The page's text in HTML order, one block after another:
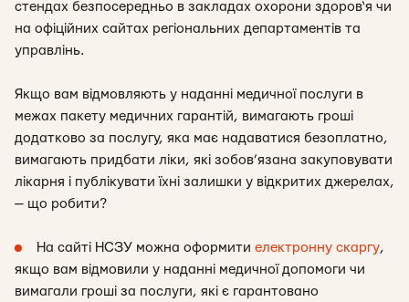
стендах безпосередньо в закладах охорони здоров‘я чи
на офіційних сайтах регіональних департаментів та
управлінь.
Якщо вам відмовляють у наданні медичної послуги в
межах пакету медичних гарантій, вимагають гроші
додатково за послугу, яка має надаватися безоплатно,
вимагають придбати ліки, які зобов’язана закуповувати
лікарня і публікувати їхні залишки у відкритих джерелах,
— що робити?
На сайті НСЗУ можна оформити електронну скаргу,
якщо вам відмовили у наданні медичної допомоги чи
вимагали гроші за послуги, які є гарантовано